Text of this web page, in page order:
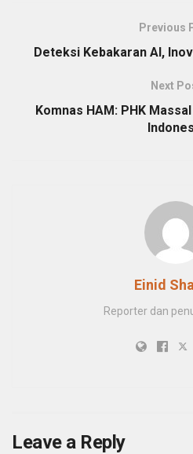
Previous
Deteksi Kebakaran AI,
Next
Komnas HAM: PHK
Einid
Reporter dan
Leave a Reply